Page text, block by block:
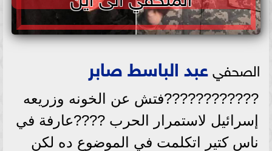
الصحفيعبد الباسط صابر
????????????فتش عن الخونه وزريعه
إسرائيل لاستمرار الحرب ????عارفة في
ناس كتير اتكلمت في الموضوع ده لكن